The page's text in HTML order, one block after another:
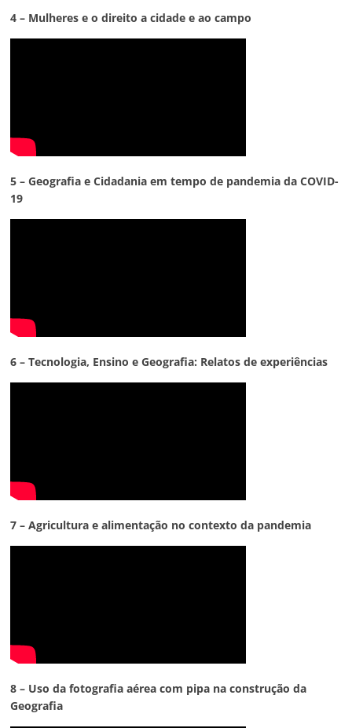
4 – Mulheres e o direito a cidade e ao campo
5 – Geografia e Cidadania em tempo de pandemia da COVID-
19
6 – Tecnologia, Ensino e Geografia: Relatos de experiências
7 – Agricultura e alimentação no contexto da pandemia
8 – Uso da fotografia aérea com pipa na construção da
Geografia